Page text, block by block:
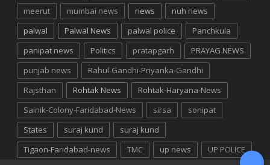
meerut
mumbai news news
nuh news
palwal
Palwal News palwal police
Panchkula
panipat news
Politics pratapgarh
PRAYAG NEWS
punjab news
Rahul-Gandhi-Priyanka-Gandhi
Rajsthan
Rohtak News
Rohtak-Haryana-News
Sainik-Colony-Faridabad-News
sirsa
sonipat
States
suraj kund
suraj kund
Tigaon-Faridabad-news
TMC up news UP POLICE